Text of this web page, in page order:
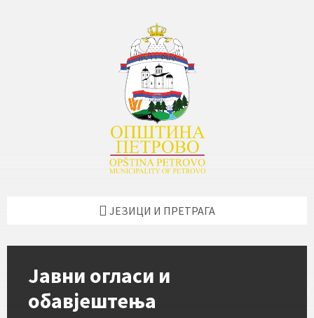
ЈЕЗИЦИ И ПРЕТРАГА
Јавни огласи и
обавјештења